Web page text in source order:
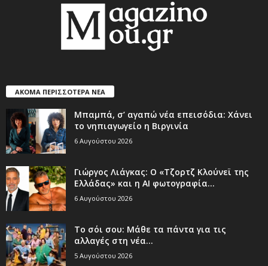
ΑΚΟΜΑ ΠΕΡΙΣΣΟΤΕΡΑ ΝΕΑ
Μπαμπά, σ’ αγαπώ νέα επεισόδια: Χάνει
το νηπιαγωγείο η Βιργινία
6 Αυγούστου 2026
Γιώργος Λιάγκας: Ο «Τζορτζ Κλούνεϊ της
Ελλάδας» και η AI φωτογραφία...
6 Αυγούστου 2026
Το σόι σου: Μάθε τα πάντα για τις
αλλαγές στη νέα...
5 Αυγούστου 2026